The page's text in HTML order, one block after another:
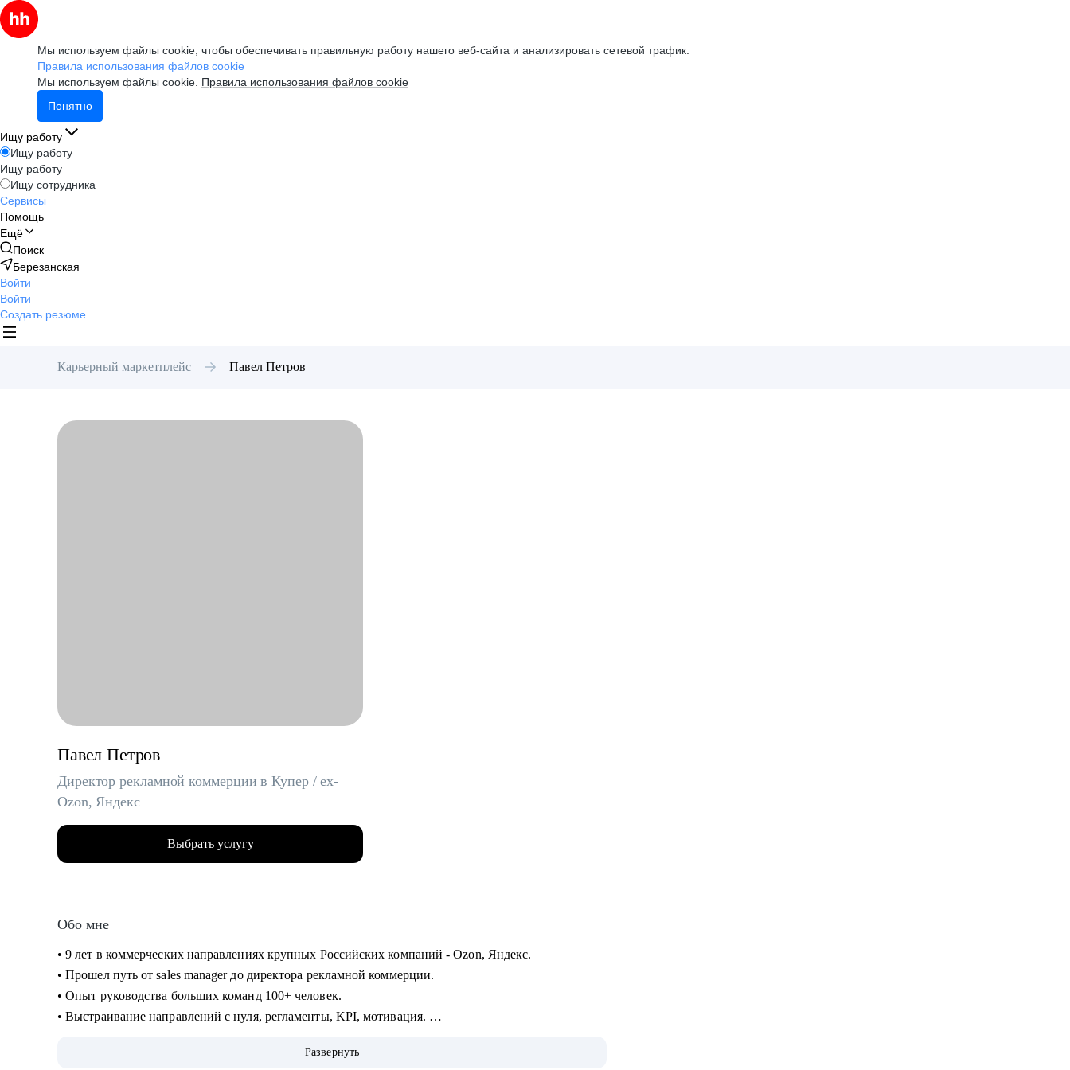
Мы используем файлы cookie, чтобы обеспечивать правильную работу нашего веб-сайта и анализировать сетевой трафик.
Правила использования файлов cookie
Мы используем файлы cookie. Правила использования файлов cookie
Понятно
Ищу работу
Ищу работу
Ищу работу
Ищу сотрудника
Сервисы
Помощь
Ещё
Поиск
Березанская
Войти
Войти
Создать резюме
Карьерный маркетплейс Павел Петров
Павел Петров
Директор рекламной коммерции в Купер / ex-
Ozon, Яндекс
Выбрать услугу
Обо мне
• 9 лет в коммерческих направлениях крупных Российских компаний - Ozon, Яндекс.
• Прошел путь от sales manager до директора рекламной коммерции.
• Опыт руководства больших команд 100+ человек.
• Выстраивание направлений с нуля, регламенты, KPI, мотивация.
• Спикер-эксперт в Phoenix Education — бюро образовательных проектов.
Развернуть